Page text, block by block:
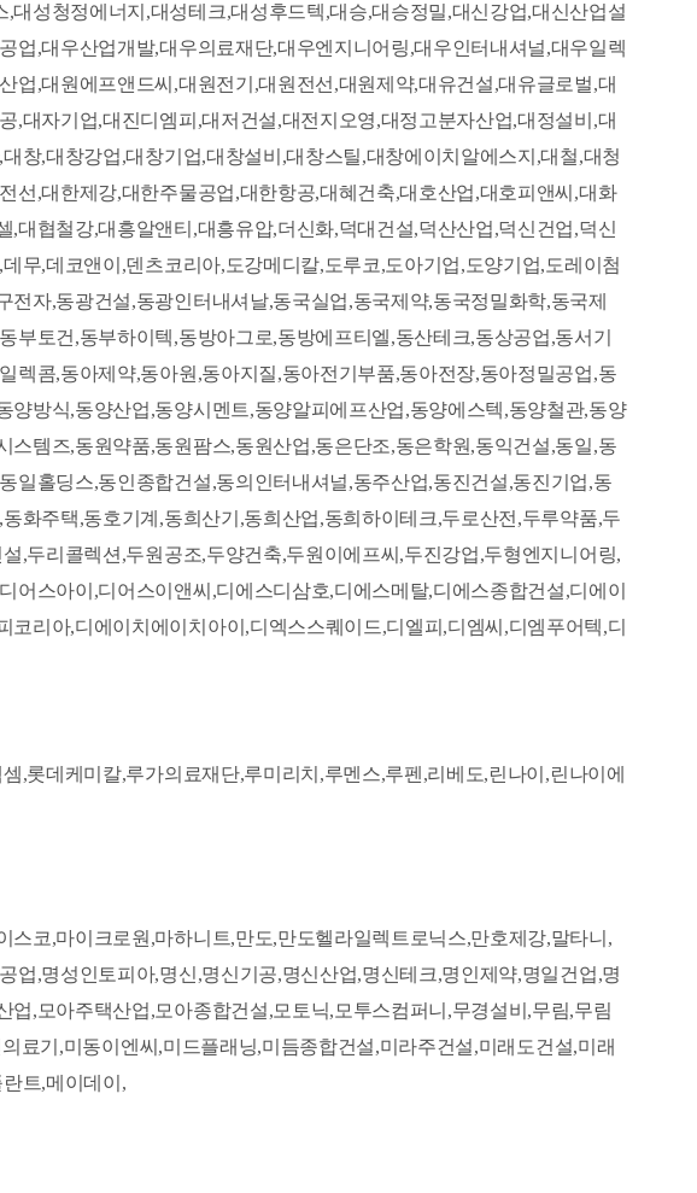
성청정에너지,대성테크,대성후드텍,대승,대승정밀,대신강업,대신산업설
업,대우산업개발,대우의료재단,대우엔지니어링,대우인터내셔널,대우일렉
,대원에프앤드씨,대원전기,대원전선,대원제약,대유건설,대유글로벌,대
대자기업,대진디엠피,대저건설,대전지오영,대정고분자산업,대정설비,대
창,대창강업,대창기업,대창설비,대창스틸,대창에이치알에스지,대철,대청
선,대한제강,대한주물공업,대한항공,대혜건축,대호산업,대호피앤씨,대화
협철강,대흥알앤티,대흥유압,더신화,덕대건설,덕산산업,덕신건업,덕신
무,데코앤이,덴츠코리아,도강메디칼,도루코,도아기업,도양기업,도레이첨
자,동광건설,동광인터내셔날,동국실업,동국제약,동국정밀화학,동국제
토건,동부하이텍,동방아그로,동방에프티엘,동산테크,동상공업,동서기
렉콤,동아제약,동아원,동아지질,동아전기부품,동아전장,동아정밀공업,동
방식,동양산업,동양시멘트,동양알피에프산업,동양에스텍,동양철관,동양
템즈,동원약품,동원팜스,동원산업,동은단조,동은학원,동익건설,동일,동
일홀딩스,동인종합건설,동의인터내셔널,동주산업,동진건설,동진기업,동
화주택,동호기계,동희산기,동희산업,동희하이테크,두로산전,두루약품,두
,두리콜렉션,두원공조,두양건축,두원이에프씨,두진강업,두형엔지니어링,
스아이,디어스이앤씨,디에스디삼호,디에스메탈,디에스종합건설,디에이
리아,디에이치에이치아이,디엑스스퀘이드,디엘피,디엠씨,디엠푸어텍,디
,롯데케미칼,루가의료재단,루미리치,루멘스,루펜,리베도,린나이,린나이에
코,마이크로원,마하니트,만도,만도헬라일렉트로닉스,만호제강,말타니,
,명성인토피아,명신,명신기공,명신산업,명신테크,명인제약,명일건업,명
,모아주택산업,모아종합건설,모토닉,모투스컴퍼니,무경설비,무림,무림
료기,미동이엔씨,미드플래닝,미듬종합건설,미라주건설,미래도건설,미래
트,메이데이,